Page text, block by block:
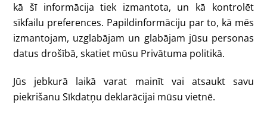
kā šī informācija tiek izmantota, un kā kontrolēt
sīkfailu preferences. Papildinformāciju par to, kā mēs
izmantojam, uzglabājam un glabājam jūsu personas
datus drošībā, skatiet mūsu Privātuma politikā.
Jūs jebkurā laikā varat mainīt vai atsaukt savu
piekrišanu Sīkdatņu deklarācijai mūsu vietnē.